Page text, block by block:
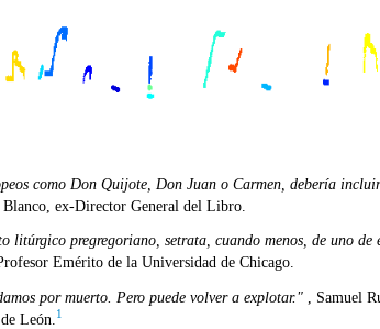
como Don Quijote, Don Juan o Carmen, debería
Blanco, ex-Director General del Libro.
litúrgico pregregoriano, setrata, cuando menos, de uno de
Emérito de la Universidad de Chicago.
por muerto. Pero puede volver a explotar."
, Samuel
León. 1